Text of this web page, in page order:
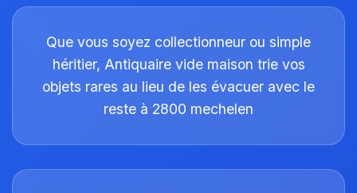
Que vous soyez collectionneur ou simple
héritier, Antiquaire vide maison trie vos
objets rares au lieu de les évacuer avec le
reste à 2800 mechelen